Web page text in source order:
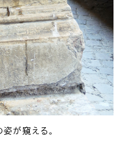
が窺える。